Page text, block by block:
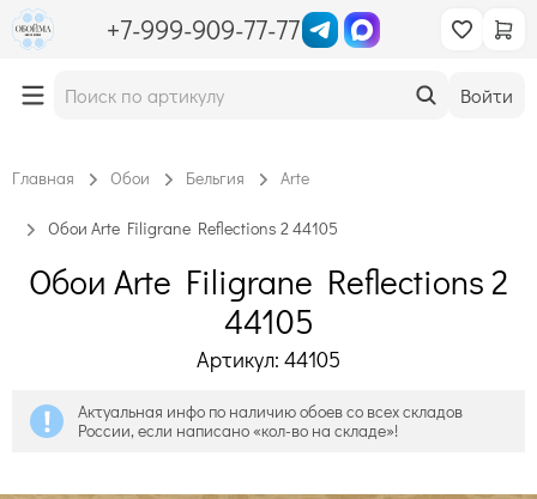
+7-999-909-77-77
Войти
Главная Обои Бельгия Arte
Обои Arte Filigrane Reflections 2 44105
Обои Arte Filigrane Reflections 2
44105
Артикул: 44105
Актуальная инфо по наличию обоев со всех складов
России, если написано «кол-во на складе»!